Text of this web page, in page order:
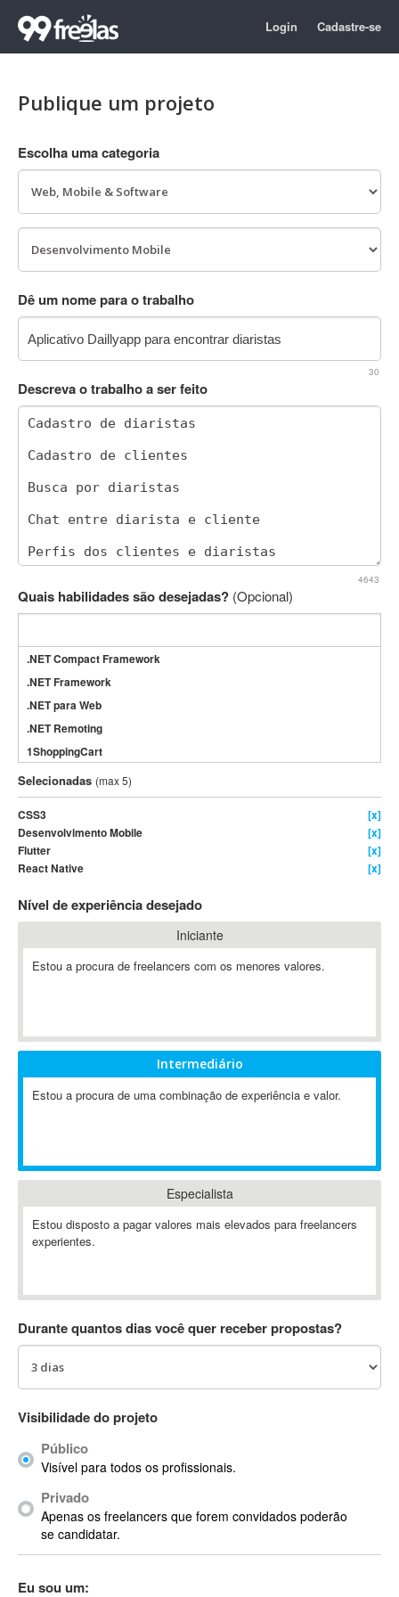
Login Cadastre-se
Publique um projeto
Escolha uma categoria
Dê um nome para o trabalho
30
Descreva o trabalho a ser feito
4643
Quais habilidades são desejadas? (Opcional)
.NET Compact Framework
.NET Framework
.NET para Web
.NET Remoting
1ShoppingCart
3DS Max
3GSM
4D Dimension
802.11
A&P
A2Billing
Ab Initio
ABIS
AbleCommerce
Ableton
Abstract
Abstract Window Toolkit (AWT)
AC Drives
ACDSee
ACPI
Acrobat X
Acronis
ACT
Actian
Actimize
ActionScript
Active Directory
Selecionadas (max 5)
CSS3
[x]
Desenvolvimento Mobile
[x]
Flutter
[x]
React Native
[x]
Nível de experiência desejado
Iniciante
Estou a procura de freelancers com os menores valores.
Intermediário
Estou a procura de uma combinação de experiência e valor.
Especialista
Estou disposto a pagar valores mais elevados para freelancers
experientes.
Durante quantos dias você quer receber propostas?
Visibilidade do projeto
Público
Visível para todos os profissionais.
Privado
Apenas os freelancers que forem convidados poderão
se candidatar.
Eu sou um: